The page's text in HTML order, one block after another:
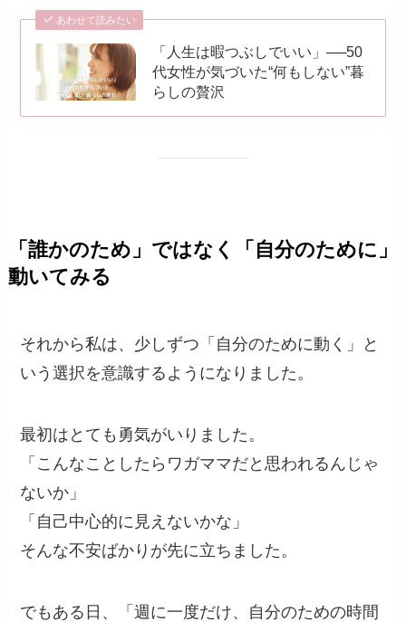
あわせて読みたい
「人生は暇つぶしでいい」──50
代女性が気づいた“何もしない”暮
らしの贅沢
「誰かのため」ではなく「自分のために」
動いてみる
それから私は、少しずつ「自分のために動く」と
いう選択を意識するようになりました。
最初はとても勇気がいりました。
「こんなことしたらワガママだと思われるんじゃ
ないか」
「自己中心的に見えないかな」
そんな不安ばかりが先に立ちました。
でもある日、「週に一度だけ、自分のための時間